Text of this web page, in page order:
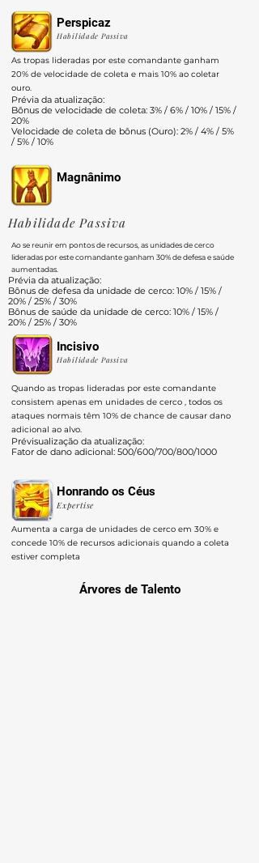
Perspicaz
Habilidade Passiva
As tropas lideradas por este comandante ganham
20% de velocidade de coleta e mais 10% ao coletar
ouro.
Prévia da atualização:
Bônus de velocidade de coleta: 3% / 6% / 10% / 15% /
20%
Velocidade de coleta de bônus (Ouro): 2% / 4% / 5%
/ 5% / 10%
Magnânimo
Habilidade Passiva
Ao se reunir em pontos de recursos, as unidades de cerco
lideradas por este comandante ganham 30% de defesa e saúde
aumentadas.
Prévia da atualização:
Bônus de defesa da unidade de cerco: 10% / 15% /
20% / 25% / 30%
Bônus de saúde da unidade de cerco: 10% / 15% /
20% / 25% / 30%
Incisivo
Habilidade Passiva
Quando as tropas lideradas por este comandante
consistem apenas em unidades de cerco , todos os
ataques normais têm 10% de chance de causar dano
adicional ao alvo.
Prévisualização da atualização:
Fator de dano adicional: 500/600/700/800/1000
Honrando os Céus
Expertise
Aumenta a carga de unidades de cerco em 30% e
concede 10% de recursos adicionais quando a coleta
estiver completa
Árvores de Talento